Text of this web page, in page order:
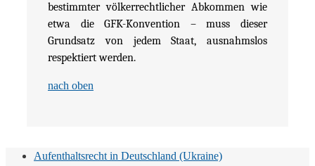
bestimmter völkerrechtlicher Abkommen wie
etwa die GFK-Konvention – muss dieser
Grundsatz von jedem Staat, ausnahmslos
respektiert werden.
nach oben
Aufenthaltsrecht in Deutschland (Ukraine)